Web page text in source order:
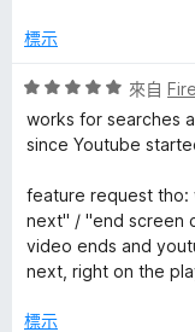
分
分
標示
評
價
5
，
滿
分
5
來自
works for searches
since Youtube
feature request tho:
next" / "end screen
video ends and
next, right on the
標示